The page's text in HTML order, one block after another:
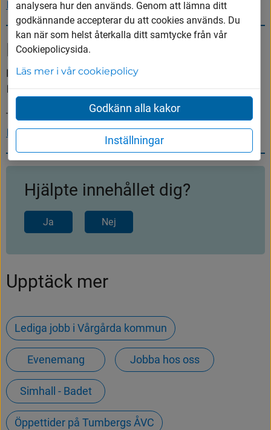
E-post
Renhållning
Peter Garton
Enhetschef
Telefon: 0322-600 617
E-post
Hjälpte innehållet dig?
Ja Nej
Upptäck mer
Lediga jobb i Vårgårda kommun
Evenemang Jobba hos oss
Simhall - Badet
Öppettider på Tumbergs ÅVC
analysera hur den används. Genom att lämna ditt
godkännande accepterar du att cookies används. Du
kan när som helst återkalla ditt samtycke från vår
Cookiepolicysida.
Läs mer i vår cookiepolicy
Godkänn alla kakor
Inställningar